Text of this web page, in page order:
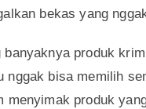
bekas yang
banyaknya produk
nggak bisa memilih
menyimak produk